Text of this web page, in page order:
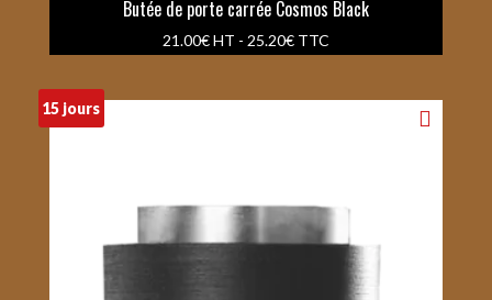
Butée de porte carrée Cosmos Black
21.00€HT - 25.20€TTC
15 jours